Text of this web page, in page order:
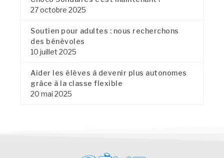
27 octobre 2025
Soutien pour adultes : nous recherchons
des bénévoles
10 juillet 2025
Aider les élèves à devenir plus autonomes
grâce à la classe flexible
20 mai 2025